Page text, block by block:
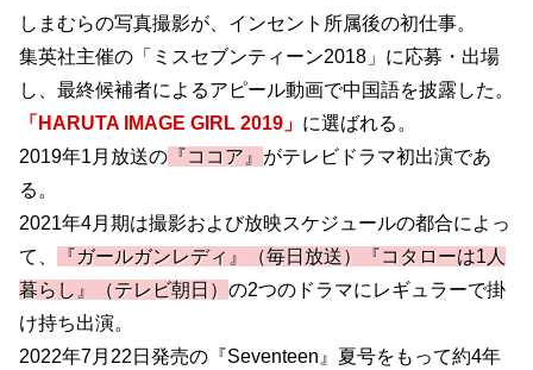
しまむらの写真撮影が、インセント所属後の初仕事。
集英社主催の「ミスセブンティーン2018」に応募・出場
し、最終候補者によるアピール動画で中国語を披露した。
「HARUTA IMAGE GIRL 2019」 に選ばれる。
2019年1月放送の 『ココア』 がテレビドラマ初出演であ
る。
2021年4月期は撮影および放映スケジュールの都合によっ
て、
『ガールガンレディ』（毎日放送）『コタローは1人
暮らし』（テレビ朝日） の2つのドラマにレギュラーで掛
け持ち出演。
2022年7月22日発売の『Seventeen』夏号をもって約4年